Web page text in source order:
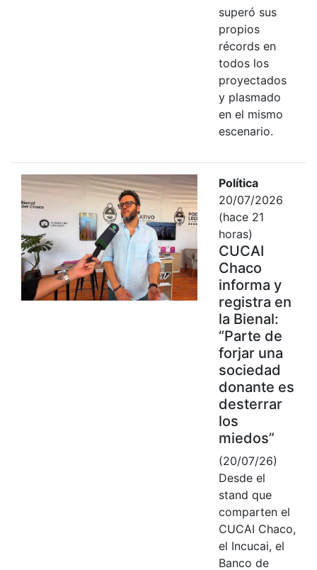
superó sus
propios
récords en
todos los
proyectados
y plasmado
en el mismo
escenario.
Política
20/07/2026
(hace 21
horas)
CUCAI
Chaco
informa y
registra en
la Bienal:
“Parte de
forjar una
sociedad
donante es
desterrar
los
miedos”
(20/07/26)
Desde el
stand que
comparten el
CUCAI Chaco,
el Incucai, el
Banco de